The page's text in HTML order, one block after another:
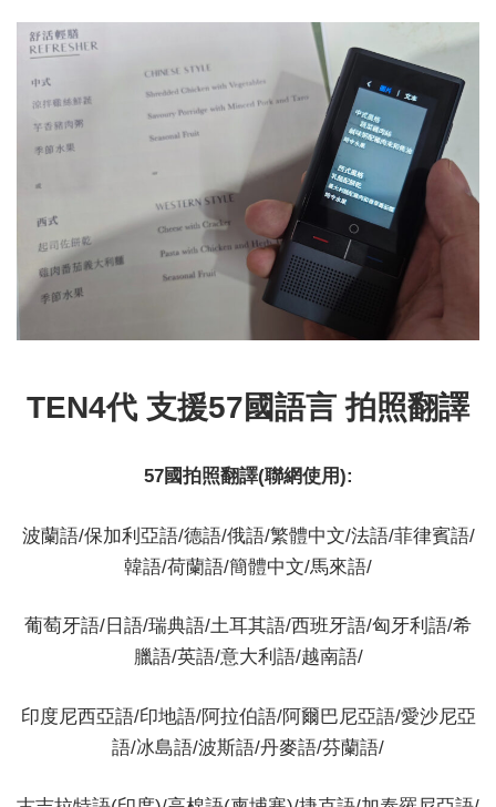
TEN4代 支援57國語言 拍照翻譯
57國拍照翻譯(聯網使用):
波蘭語/保加利亞語/德語/俄語/繁體中文/法語/菲律賓語/
韓語/荷蘭語/簡體中文/馬來語/
葡萄牙語/日語/瑞典語/土耳其語/西班牙語/匈牙利語/希
臘語/英語/意大利語/越南語/
印度尼西亞語/印地語/阿拉伯語/阿爾巴尼亞語/愛沙尼亞
語/冰島語/波斯語/丹麥語/芬蘭語/